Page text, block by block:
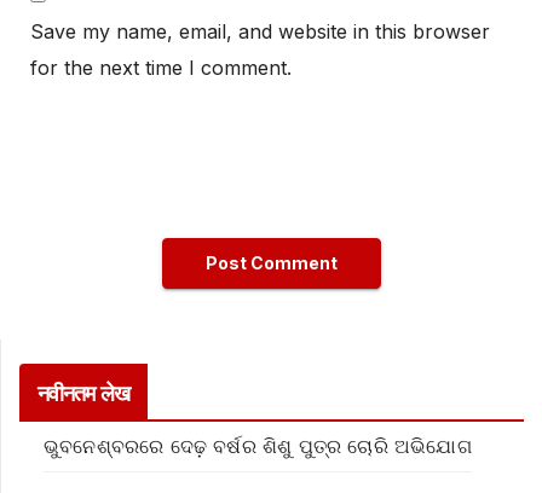
Save my name, email, and website in this browser
for the next time I comment.
नवीनतम लेख
ଭୁବନେଶ୍ବରରେ ଦେଢ଼ ବର୍ଷର ଶିଶୁ ପୁତ୍ର ଚୋରି ଅଭିଯୋଗ